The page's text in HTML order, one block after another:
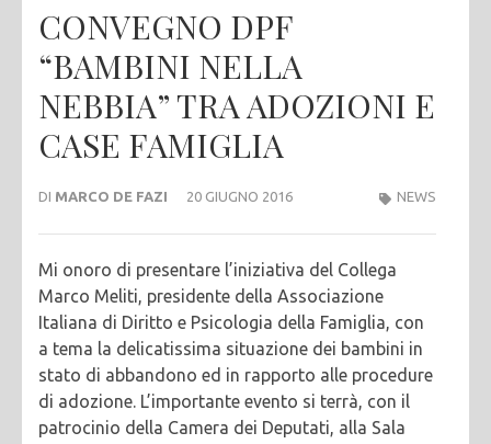
CONVEGNO DPF
“BAMBINI NELLA
NEBBIA” TRA ADOZIONI E
CASE FAMIGLIA
DI MARCO DE FAZI 20 GIUGNO 2016 NEWS
Mi onoro di presentare l’iniziativa del Collega
Marco Meliti, presidente della Associazione
Italiana di Diritto e Psicologia della Famiglia, con
a tema la delicatissima situazione dei bambini in
stato di abbandono ed in rapporto alle procedure
di adozione. L’importante evento si terrà, con il
patrocinio della Camera dei Deputati, alla Sala